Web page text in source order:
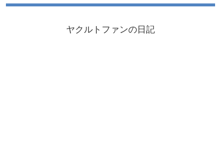
ヤクルトファンの日記